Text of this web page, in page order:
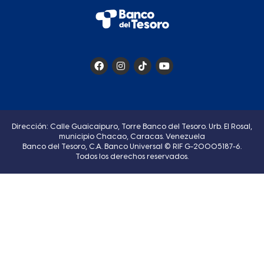
Dirección: Calle Guaicaipuro, Torre Banco del Tesoro. Urb. El Rosal,
municipio Chacao, Caracas. Venezuela
Banco del Tesoro, C.A. Banco Universal © RIF G-20005187-6.
Todos los derechos reservados.